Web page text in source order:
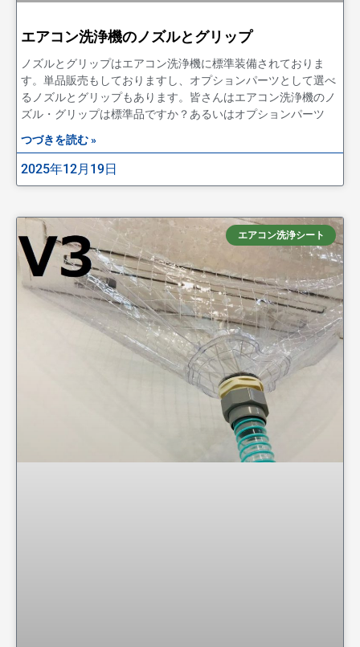
エアコン洗浄機のノズルとグリップ
ノズルとグリップはエアコン洗浄機に標準装備されておりま
す。単品販売もしておりますし、オプションパーツとして選べ
るノズルとグリップもあります。皆さんはエアコン洗浄機のノ
ズル・グリップは標準品ですか？あるいはオプションパーツ
つづきを読む »
2025年12月19日
エアコン洗浄シート